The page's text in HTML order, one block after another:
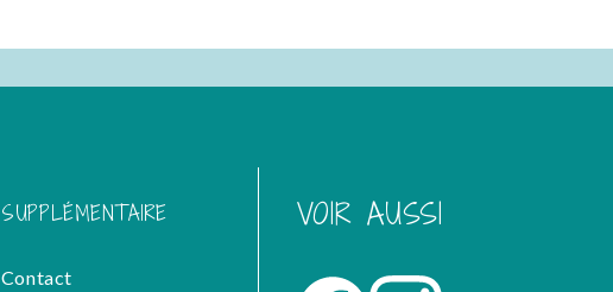
SUPPLÉMENTAIRE
Contact
VOIR AUSSI